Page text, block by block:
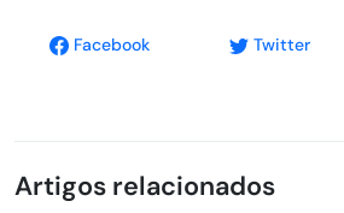
Facebook Twitter
Artigos relacionados